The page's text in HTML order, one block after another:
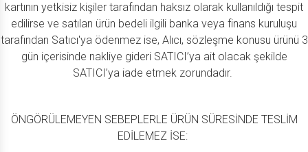
kartının yetkisiz kişiler tarafından haksız olarak kullanıldığı tespit
edilirse ve satılan ürün bedeli ilgili banka veya finans kuruluşu
tarafından Satıcı'ya ödenmez ise, Alıcı, sözleşme konusu ürünü 3
gün içerisinde nakliye gideri SATICI’ya ait olacak şekilde
SATICI’ya iade etmek zorundadır.
ÖNGÖRÜLEMEYEN SEBEPLERLE ÜRÜN SÜRESİNDE TESLİM
EDİLEMEZ İSE: